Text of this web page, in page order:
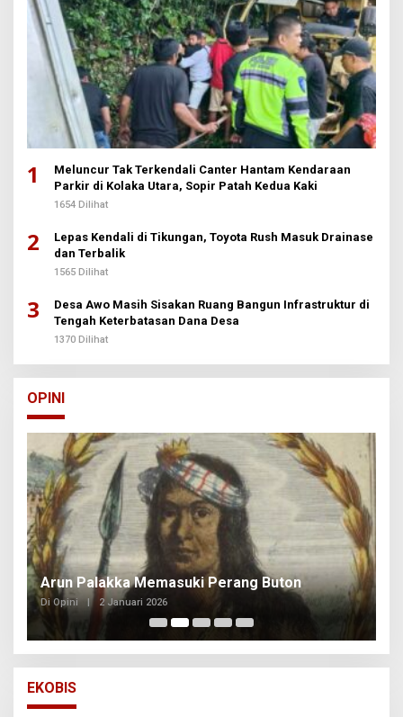
1
Meluncur Tak Terkendali Canter Hantam Kendaraan
Parkir di Kolaka Utara, Sopir Patah Kedua Kaki
1654 Dilihat
2
Lepas Kendali di Tikungan, Toyota Rush Masuk Drainase
dan Terbalik
1565 Dilihat
3
Desa Awo Masih Sisakan Ruang Bangun Infrastruktur di
Tengah Keterbatasan Dana Desa
1370 Dilihat
OPINI
Arun Palakka Memasuki Perang Buton
Di Opini | 2 Januari 2026
EKOBIS